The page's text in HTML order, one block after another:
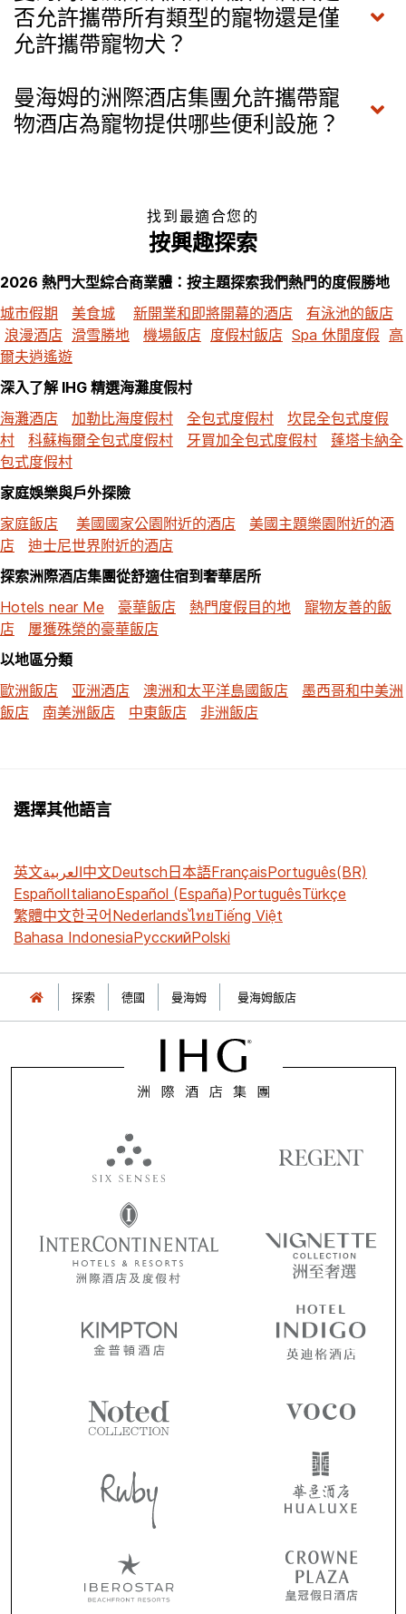
否允許攜帶所有類型的寵物還是僅
允許攜帶寵物犬？
曼海姆的洲際酒店集團允許攜帶寵
物酒店為寵物提供哪些便利設施？
找到最適合您的
按興趣探索
2026 熱門大型綜合商業體：按主題探索我們熱門的度假勝地
城市假期
美食城 新開業和即將開幕的酒店
有泳池的飯店
浪漫酒店 滑雪勝地 機場飯店 度假村飯店 Spa 休閒度假 高
爾夫逍遙遊
深入了解 IHG 精選海灘度假村
海灘酒店
加勒比海度假村 全包式度假村
坎昆全包式度假
村
科蘇梅爾全包式度假村 牙買加全包式度假村
蓬塔卡納全
包式度假村
家庭娛樂與戶外探險
家庭飯店
美國國家公園附近的酒店
美國主題樂園附近的酒
店
迪士尼世界附近的酒店
探索洲際酒店集團從舒適住宿到奢華居所
Hotels near Me
豪華飯店 熱門度假目的地
寵物友善的飯
店
屢獲殊榮的豪華飯店
以地區分類
歐洲飯店
亚洲酒店 澳洲和太平洋島國飯店
墨西哥和中美洲
飯店
南美洲飯店 中東飯店 非洲飯店
選擇其他語言
英文العربية中文Deutsch日本語FrançaisPortuguês(BR)
EspañolItalianoEspañol (España)PortuguêsTürkçe
繁體中文한국어NederlandsไทยTiếng Việt
Bahasa IndonesiaРусскийPolski
探索 德國 曼海姆 曼海姆飯店